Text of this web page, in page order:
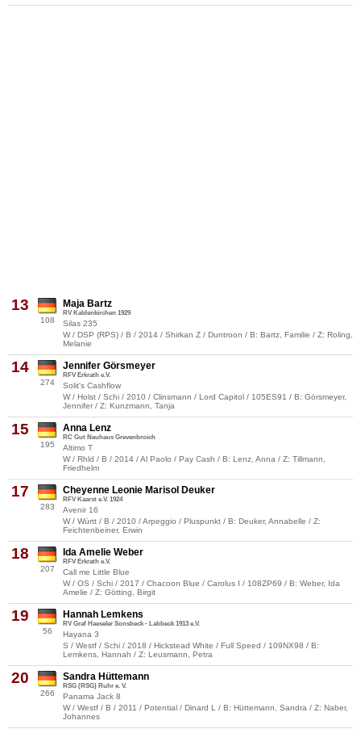
13
108
Maja Bartz
RV Kaldenkirchen 1929
Silas 235
W / DSP (RPS) / B / 2014 / Shirkan Z / Duntroon / B: Bartz, Familie / Z: Roling,
Melanie
14
274
Jennifer Görsmeyer
RFV Erkrath e.V.
Solit's Cashflow
W / Holst / Schi / 2010 / Clinsmann / Lord Capitol / 105ES91 / B: Görsmeyer,
Jennifer / Z: Kunzmann, Tanja
15
195
Anna Lenz
RC Gut Neuhaus Grevenbroich
Altimo T
W / Rhld / B / 2014 / Al Paolo / Pay Cash / B: Lenz, Anna / Z: Tillmann,
Friedhelm
17
283
Cheyenne Leonie Marisol Deuker
RFV Kaarst e.V. 1924
Avenir 16
W / Württ / B / 2010 / Arpeggio / Pluspunkt / B: Deuker, Annabelle / Z:
Feichtenbeiner, Erwin
18
207
Ida Amelie Weber
RFV Erkrath e.V.
Call me Little Blue
W / OS / Schi / 2017 / Chacoon Blue / Carolus I / 108ZP69 / B: Weber, Ida
Amelie / Z: Götting, Birgit
19
56
Hannah Lemkens
RV Graf Haeseler Sonsbeck - Labbeck 1913 e.V.
Hayana 3
S / Westf / Schi / 2018 / Hickstead White / Full Speed / 109NX98 / B:
Lemkens, Hannah / Z: Leusmann, Petra
20
266
Sandra Hüttemann
RSG (RSG) Ruhr e. V.
Panama Jack 8
W / Westf / B / 2011 / Potential / Dinard L / B: Hüttemann, Sandra / Z: Naber,
Johannes